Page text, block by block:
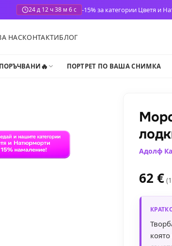
24 д 12 ч 38 м 4 с -15% за категории Цветя и
НАСКОНТАКТИБЛОГ
🔥 ПОРТРЕТ ПО ВАША СНИМКА
Адолф
62 €